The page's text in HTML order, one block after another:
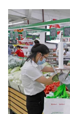
Học trực tuyến
Hitech Công
Sản phẩm
Thị trường
Tư vấn
Giao lưu trực
Lịch phát
Chuyên mục khác